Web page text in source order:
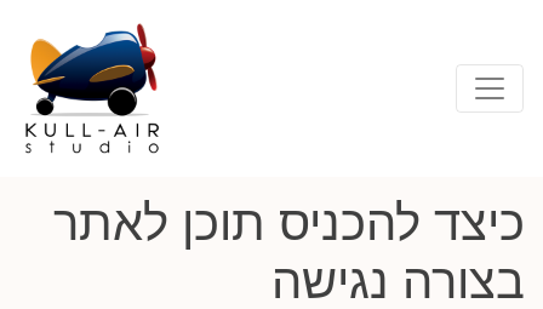
כיצד להכניס תוכן לאתר
בצורה נגישה